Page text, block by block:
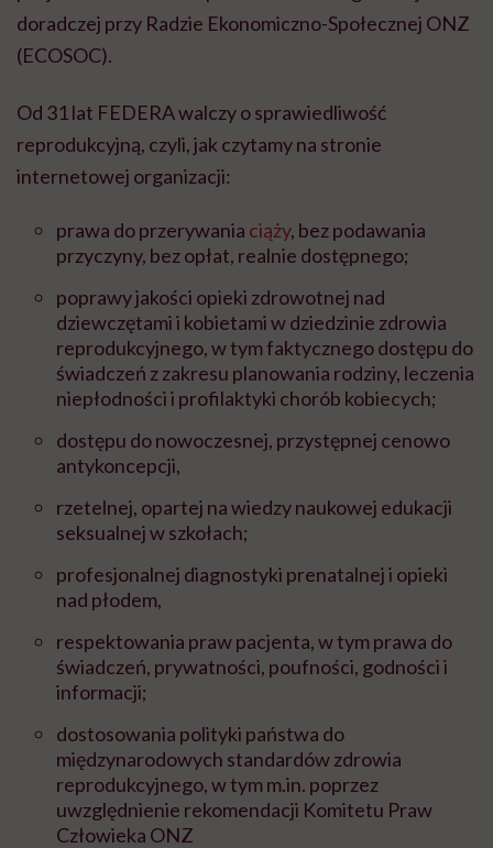
doradczej przy Radzie Ekonomiczno-Społecznej ONZ
(ECOSOC).
Od 31 lat FEDERA walczy o sprawiedliwość
reprodukcyjną, czyli, jak czytamy na stronie
internetowej organizacji:
prawa do przerywania ciąży, bez podawania
przyczyny, bez opłat, realnie dostępnego;
poprawy jakości opieki zdrowotnej nad
dziewczętami i kobietami w dziedzinie zdrowia
reprodukcyjnego, w tym faktycznego dostępu do
świadczeń z zakresu planowania rodziny, leczenia
niepłodności i profilaktyki chorób kobiecych;
dostępu do nowoczesnej, przystępnej cenowo
antykoncepcji,
rzetelnej, opartej na wiedzy naukowej edukacji
seksualnej w szkołach;
profesjonalnej diagnostyki prenatalnej i opieki
nad płodem,
respektowania praw pacjenta, w tym prawa do
świadczeń, prywatności, poufności, godności i
informacji;
dostosowania polityki państwa do
międzynarodowych standardów zdrowia
reprodukcyjnego, w tym m.in. poprzez
uwzględnienie rekomendacji Komitetu Praw
Człowieka ONZ